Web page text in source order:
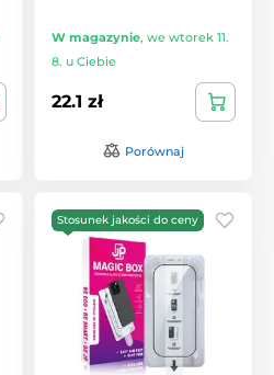
W magazynie, we wtorek 11.
8. u Ciebie
22.1 zł
Porównaj
Stosunek jakości do ceny